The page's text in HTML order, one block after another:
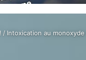
/ Intoxication au